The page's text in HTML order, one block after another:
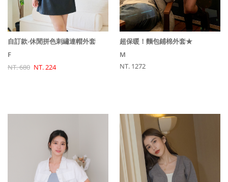
自訂款-休閒拼色刺繡連帽外套
F
NT. 680 NT. 224
超保暖！麵包鋪棉外套★
M
NT. 1272